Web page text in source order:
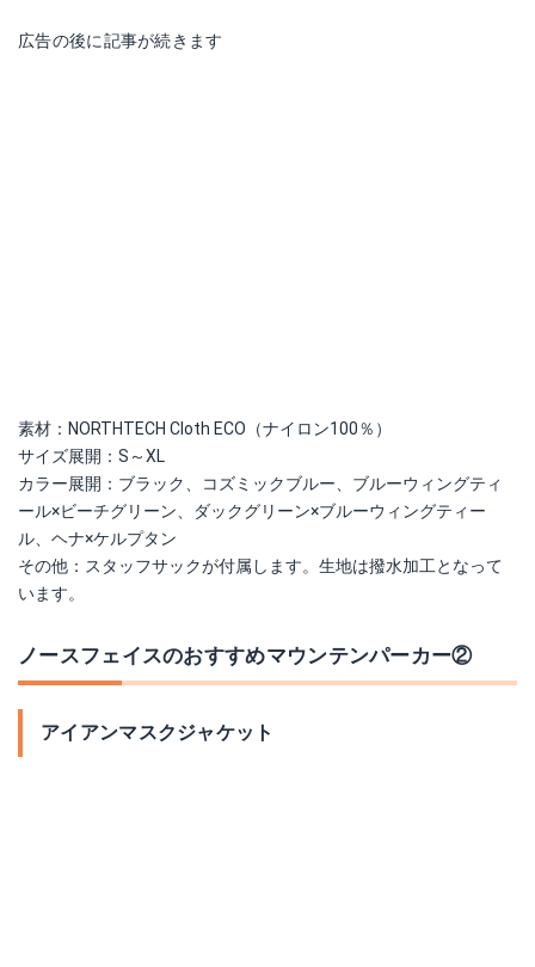
広告の後に記事が続きます
素材：NORTHTECH Cloth ECO（ナイロン100％）
サイズ展開：S～XL
カラー展開：ブラック、コズミックブルー、ブルーウィングティ
ール×ビーチグリーン、ダックグリーン×ブルーウィングティー
ル、ヘナ×ケルプタン
その他：スタッフサックが付属します。生地は撥水加工となって
います。
ノースフェイスのおすすめマウンテンパーカー②
アイアンマスクジャケット